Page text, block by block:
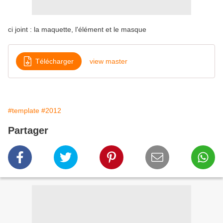
ci joint : la maquette, l'élément et le masque
Télécharger view master
#template #2012
Partager